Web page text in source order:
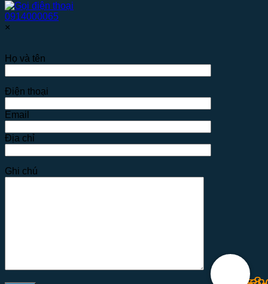
0914000065
×
Họ và tên
Điện thoại
Email
Địa chỉ
Ghi chú